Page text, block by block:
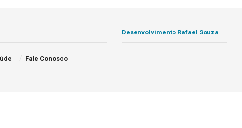
Fale Conosco
Desenvolvimento Rafael Souza